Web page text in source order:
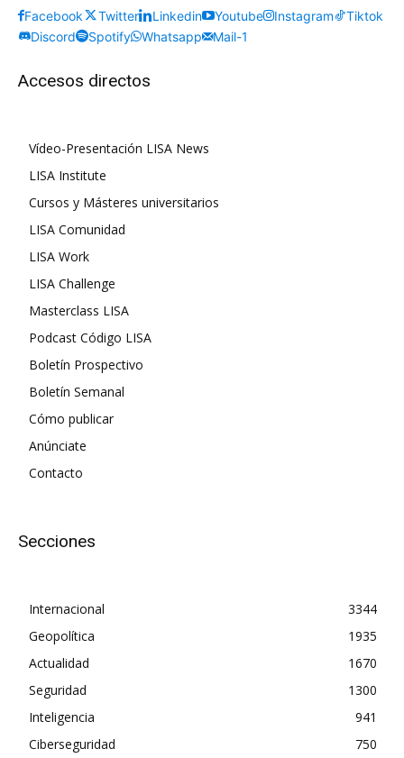
Facebook Twitter Linkedin Youtube Instagram
Tiktok
Discord
Spotify Whatsapp Mail-1
Accesos directos
Vídeo-Presentación LISA News
LISA Institute
Cursos y Másteres universitarios
LISA Comunidad
LISA Work
LISA Challenge
Masterclass LISA
Podcast Código LISA
Boletín Prospectivo
Boletín Semanal
Cómo publicar
Anúnciate
Contacto
Secciones
Internacional
3344
Geopolítica
1935
Actualidad
1670
Seguridad
1300
Inteligencia
941
Ciberseguridad
750